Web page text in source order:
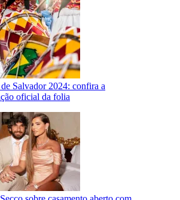
Salvador 2024: confira a
oficial da folia